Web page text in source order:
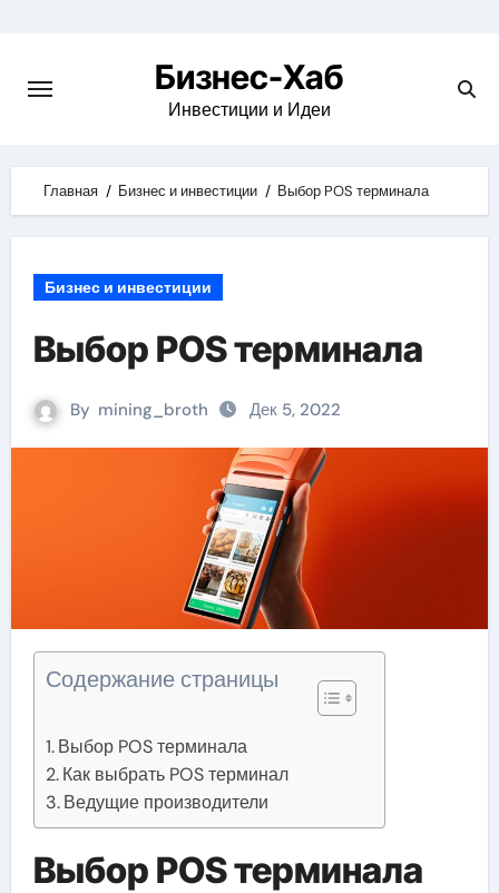
content
Бизнес-Хаб
Инвестиции и Идеи
Главная Бизнес и инвестиции Выбор POS терминала
Бизнес и инвестиции
Выбор POS терминала
By mining_broth Дек 5, 2022
Содержание страницы
Выбор POS терминала
Как выбрать POS терминал
Ведущие производители
Выбор POS терминала